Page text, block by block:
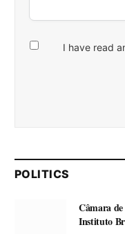
I have read
POLITICS
Câmara de
Instituto